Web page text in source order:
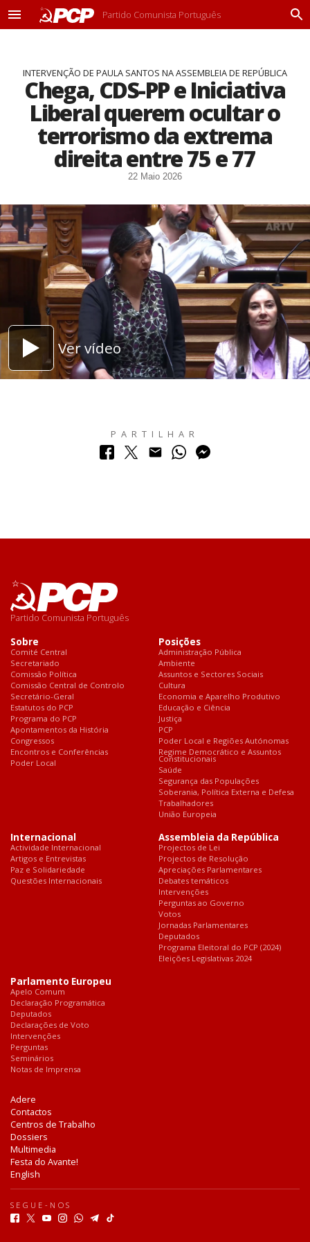
M
Partido Comunista Português
P
INTERVENÇÃO DE PAULA SANTOS NA ASSEMBLEIA DE REPÚBLICA
Chega, CDS-PP e Iniciativa
Liberal querem ocultar o
terrorismo da extrema
direita entre 75 e 77
22 Maio 2026
Ver vídeo
PARTILHAR
Partido Comunista Português
Sobre
Comité Central
Secretariado
Comissão Política
Comissão Central de Controlo
Secretário-Geral
Estatutos do PCP
Programa do PCP
Apontamentos da História
Congressos
Encontros e Conferências
Poder Local
Posições
Administração Pública
Ambiente
Assuntos e Sectores Sociais
Cultura
Economia e Aparelho Produtivo
Educação e Ciência
Justiça
PCP
Poder Local e Regiões Autónomas
Regime Democrático e Assuntos
Constitucionais
Saúde
Segurança das Populações
Soberania, Política Externa e Defesa
Trabalhadores
União Europeia
Internacional
Actividade Internacional
Artigos e Entrevistas
Paz e Solidariedade
Questões Internacionais
Assembleia da República
Projectos de Lei
Projectos de Resolução
Apreciações Parlamentares
Debates temáticos
Intervenções
Perguntas ao Governo
Votos
Jornadas Parlamentares
Deputados
Programa Eleitoral do PCP (2024)
Eleições Legislativas 2024
Parlamento Europeu
Apelo Comum
Declaração Programática
Deputados
Declarações de Voto
Intervenções
Perguntas
Seminários
Notas de Imprensa
Adere
Contactos
Centros de Trabalho
Dossiers
Multimedia
Festa do Avante!
English
SEGUE-NOS
F T I W T T